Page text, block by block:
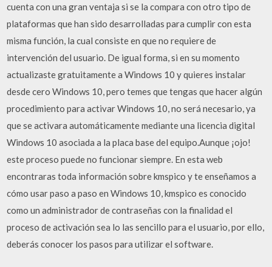
cuenta con una gran ventaja si se la compara con otro tipo de
plataformas que han sido desarrolladas para cumplir con esta
misma función, la cual consiste en que no requiere de
intervención del usuario. De igual forma, si en su momento
actualizaste gratuitamente a Windows 10 y quieres instalar
desde cero Windows 10, pero temes que tengas que hacer algún
procedimiento para activar Windows 10, no será necesario, ya
que se activara automáticamente mediante una licencia digital
Windows 10 asociada a la placa base del equipo.Aunque ¡ojo!
este proceso puede no funcionar siempre. En esta web
encontraras toda información sobre kmspico y te enseñamos a
cómo usar paso a paso en Windows 10, kmspico es conocido
como un administrador de contraseñas con la finalidad el
proceso de activación sea lo las sencillo para el usuario, por ello,
deberás conocer los pasos para utilizar el software.